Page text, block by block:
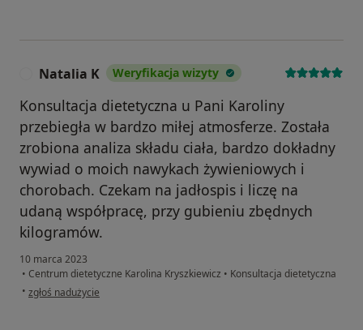
Natalia K Weryfikacja wizyty
Konsultacja dietetyczna u Pani Karoliny
przebiegła w bardzo miłej atmosferze. Została
zrobiona analiza składu ciała, bardzo dokładny
wywiad o moich nawykach żywieniowych i
chorobach. Czekam na jadłospis i liczę na
udaną współpracę, przy gubieniu zbędnych
kilogramów.
10 marca 2023
• Centrum dietetyczne Karolina Kryszkiewicz • Konsultacja dietetyczna
• w opinii użytkownika Natalia K
zgłoś nadużycie